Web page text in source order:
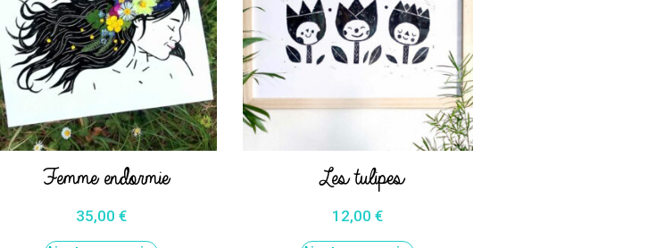
Femme endormie
35,00€
Les tulipes
12,00€